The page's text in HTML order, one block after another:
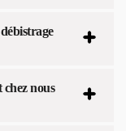
nous